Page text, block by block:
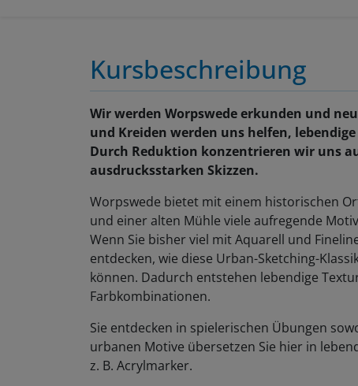
Kursbeschreibung
Wir werden Worpswede erkunden und
und Kreiden werden uns helfen,
Durch Reduktion konzentrieren wir uns
ausdrucksstarken Skizzen.
Worpswede bietet mit einem historischen
und einer alten Mühle viele aufregende
Wenn Sie bisher viel mit Aquarell und
entdecken, wie diese Urban-Sketching-
können. Dadurch entstehen lebendige
Farbkombinationen.
Sie entdecken in spielerischen Übungen
urbanen Motive übersetzen Sie hier in
z. B. Acrylmarker.